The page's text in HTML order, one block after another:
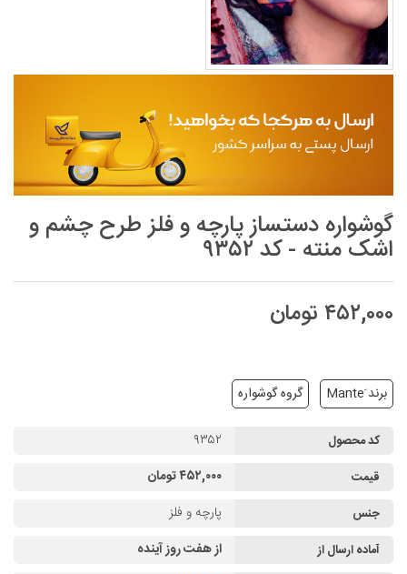
گوشواره دستساز پارچه و فلز طرح چشم و
اشک منته - کد ۹۳۵۲
۴۵۲,۰۰۰ تومان
برند َMante گروه گوشواره
کد محصول ۹۳۵۲
قیمت ۴۵۲,۰۰۰ تومان
جنس پارچه و فلز
آماده ارسال از از هفت روز آینده